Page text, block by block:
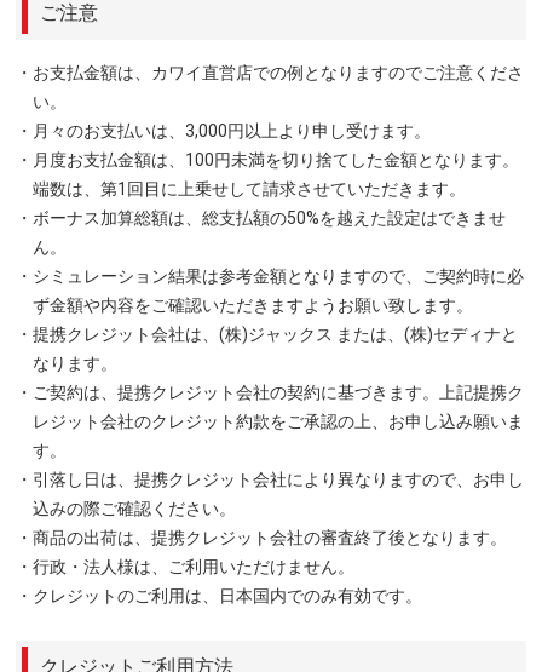
ご注意
・お支払金額は、カワイ直営店での例となりますのでご注意くださ
い。
・月々のお支払いは、3,000円以上より申し受けます。
・月度お支払金額は、100円未満を切り捨てした金額となります。
端数は、第1回目に上乗せして請求させていただきます。
・ボーナス加算総額は、総支払額の50%を越えた設定はできませ
ん。
・シミュレーション結果は参考金額となりますので、ご契約時に必
ず金額や内容をご確認いただきますようお願い致します。
・提携クレジット会社は、(株)ジャックス または、(株)セディナと
なります。
・ご契約は、提携クレジット会社の契約に基づきます。上記提携ク
レジット会社のクレジット約款をご承認の上、お申し込み願いま
す。
・引落し日は、提携クレジット会社により異なりますので、お申し
込みの際ご確認ください。
・商品の出荷は、提携クレジット会社の審査終了後となります。
・行政・法人様は、ご利用いただけません。
・クレジットのご利用は、日本国内でのみ有効です。
クレジットご利用方法